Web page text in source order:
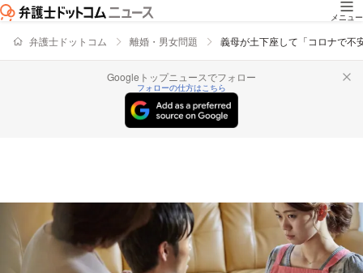
メニュー
弁護士ドットコム 離婚・男女問題 義母が土下座して「コロナで
Googleトップニュースでフォロー
フォローの仕方はこちら